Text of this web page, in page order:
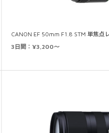
CANON EF 50mm F1.8 STM 単焦点
3日間：¥3,200～